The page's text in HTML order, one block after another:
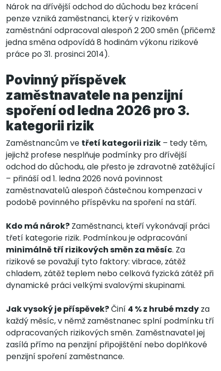
Nárok na dřívější odchod do důchodu bez krácení
penze vzniká zaměstnanci, který v rizikovém
zaměstnání odpracoval alespoň 2 200 směn (přičemž
jedna směna odpovídá 8 hodinám výkonu rizikové
práce po 31. prosinci 2014).
Povinný příspěvek
zaměstnavatele na penzijní
spoření od ledna 2026 pro 3.
kategorii rizik
Zaměstnancům ve třetí kategorii rizik – tedy těm,
jejichž profese nesplňuje podmínky pro dřívější
odchod do důchodu, ale přesto je zdravotně zatěžující
– přináší od 1. ledna 2026 nová povinnost
zaměstnavatelů alespoň částečnou kompenzaci v
podobě povinného příspěvku na spoření na stáří.
Kdo má nárok? Zaměstnanci, kteří vykonávají práci
třetí kategorie rizik. Podmínkou je odpracování
minimálně tří rizikových směn za měsíc. Za
rizikové se považují tyto faktory: vibrace, zátěž
chladem, zátěž teplem nebo celková fyzická zátěž při
dynamické práci velkými svalovými skupinami.
Jak vysoký je příspěvek?Činí 4 % z hrubé mzdy za
každý měsíc, v němž zaměstnanec splní podmínku tří
odpracovaných rizikových směn. Zaměstnavatel jej
zasílá přímo na penzijní připojištění nebo doplňkové
penzijní spoření zaměstnance.